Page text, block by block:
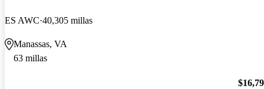
ES AWC 40,305 millas
Manassas, VA
63 millas